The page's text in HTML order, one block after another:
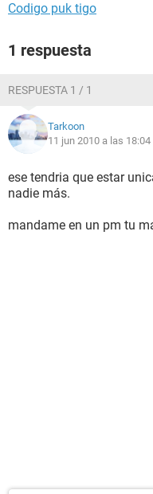
Codigo puk tigo
1 respuesta
RESPUESTA 1 / 1
Tarkoon
11 jun 2010 a las 18:04
ese tendria que estar
nadie más.
mandame en un pm tu